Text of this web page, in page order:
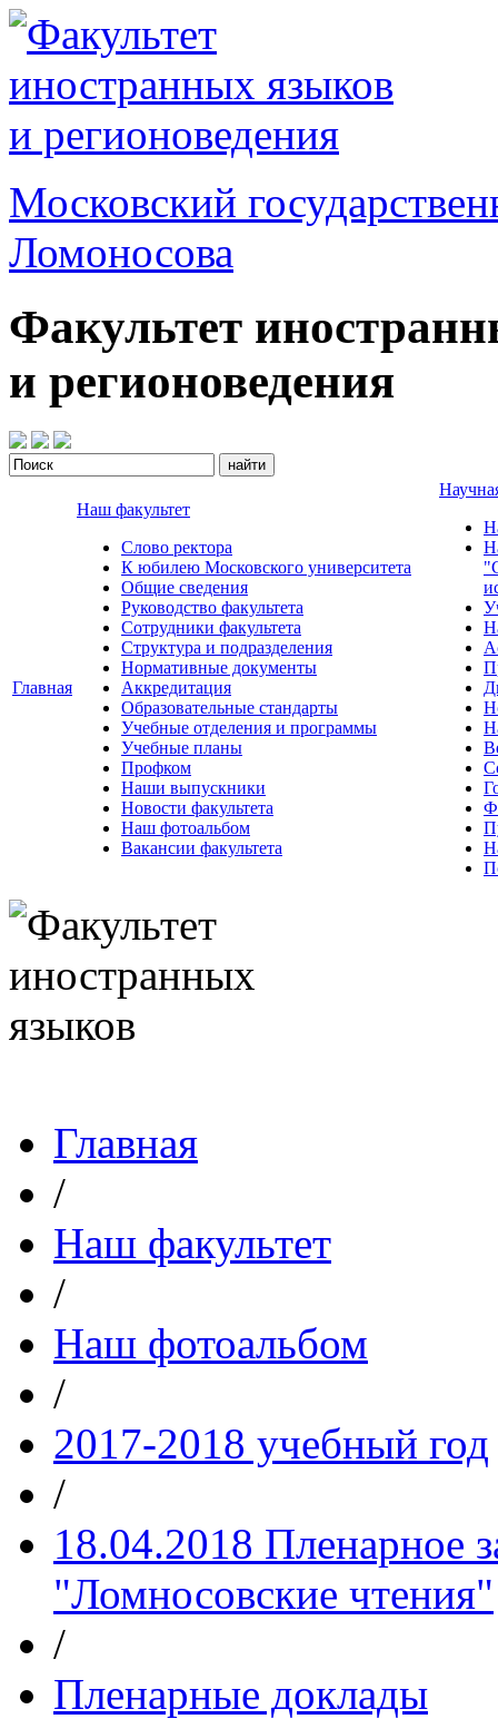
Московский
Ломоносова
Факультет
и регионоведения
Главная
Наш факультет
Слово ректора
К юбилею Московского университета
Общие сведения
Руководство факультета
Сотрудники факультета
Структура и подразделения
Нормативные документы
Аккредитация
Образовательные стандарты
Учебные отделения и программы
Учебные планы
Профком
Наши выпускники
Новости факультета
Наш фотоальбом
Вакансии факультета
Главная
/
Наш факультет
/
Наш фотоальбом
/
2017-2018 учебный год
/
18.04.2018 Пленарное
"Ломносовские чтения"
/
Пленарные доклады